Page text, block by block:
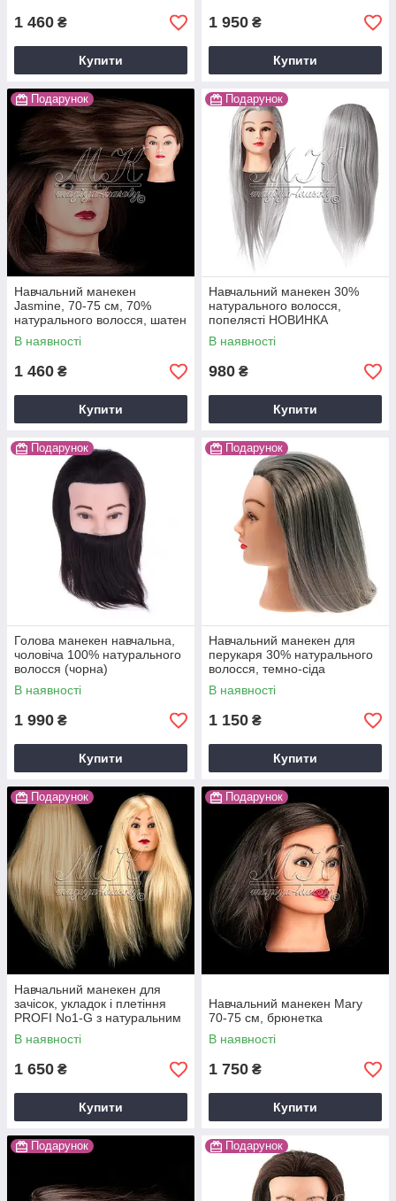
1 460 ₴
Купити
1 950 ₴
Купити
Подарунок
Навчальний манекен
Jasmine, 70-75 см, 70%
натурального волосся, шатен
В наявності
1 460 ₴
Купити
Подарунок
Навчальний манекен 30%
натурального волосся,
попелясті НОВИНКА
В наявності
980 ₴
Купити
Подарунок
Голова манекен навчальна,
чоловіча 100% натурального
волосся (чорна)
В наявності
1 990 ₴
Купити
Подарунок
Навчальний манекен для
перукаря 30% натурального
волосся, темно-сіда
В наявності
1 150 ₴
Купити
Подарунок
Навчальний манекен для
зачісок, укладок і плетіння
PROFI No1-G з натуральним
волоссям, блонд
В наявності
1 650 ₴
Купити
Подарунок
Навчальний манекен Mary
70-75 см, брюнетка
В наявності
1 750 ₴
Купити
Подарунок Подарунок